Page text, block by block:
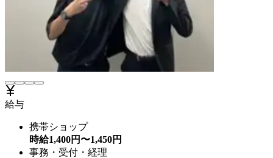
給与
携帯ショップ
時給1,400円〜1,450円
事務・受付・経理